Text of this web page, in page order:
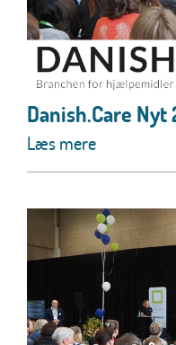
Danish.Care
Læs mere